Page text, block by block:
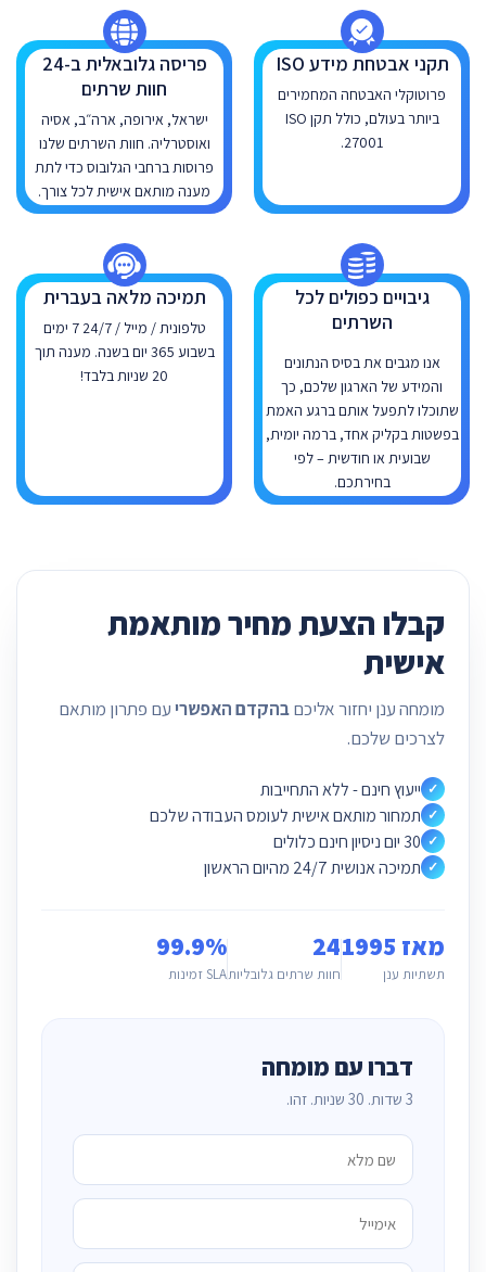
תקני אבטחת מידע ISO
פרוטוקלי האבטחה המחמירים
ביותר בעולם, כולל תקן ISO
27001.
פריסה גלובאלית ב-24
חוות שרתים
ישראל, אירופה, ארה״ב, אסיה
ואוסטרליה. חוות השרתים שלנו
פרוסות ברחבי הגלובוס כדי לתת
מענה מותאם אישית לכל צורך.
גיבויים כפולים לכל
השרתים
אנו מגבים את בסיס הנתונים
והמידע של הארגון שלכם, כך
שתוכלו לתפעל אותם ברגע האמת
בפשטות בקליק אחד, ברמה יומית,
שבועית או חודשית – לפי
בחירתכם.
תמיכה מלאה בעברית
טלפונית / מייל / 24/7 7 ימים
בשבוע 365 יום בשנה. מענה תוך
20 שניות בלבד!
קבלו הצעת מחיר מותאמת
אישית
מומחה ענן יחזור אליכםבהקדם האפשרי עם פתרון מותאם
לצרכים שלכם.
✓ ייעוץ חינם - ללא התחייבות
✓ תמחור מותאם אישית לעומס העבודה שלכם
✓ 30 יום ניסיון חינם כלולים
✓ תמיכה אנושית 24/7 מהיום הראשון
מאז 1995
תשתיות ענן
24
חוות שרתים גלובליות
99.9%
SLA זמינות
דברו עם מומחה
3 שדות. 30 שניות. זהו.